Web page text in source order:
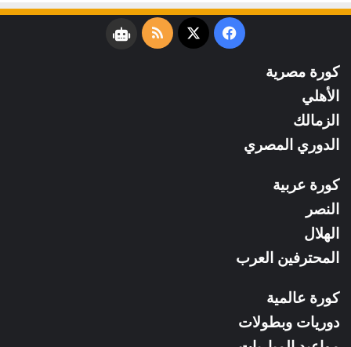
فيسبوك
‫X
ملخصنبض
كورة مصرية
الأهلي
الزمالك
الدوري المصري
كورة عربية
النصر
الهلال
المحترفين العرب
كورة عالمية
دوريات وبطولات